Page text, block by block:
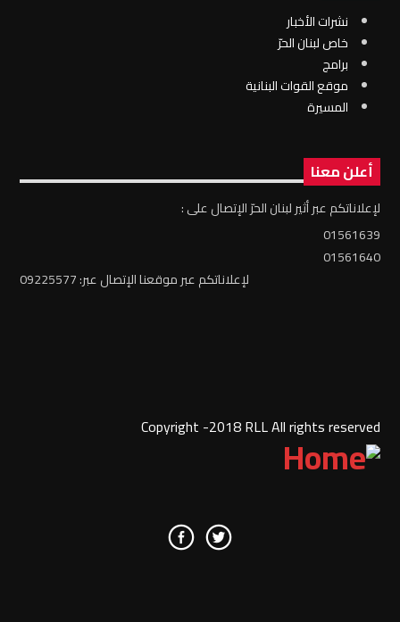
نشرات الأخبار
خاص لبنان الحرّ
برامج
موقع القوات البنانية
المسيرة
أعلن معنا
لإعلاناتكم عبر أثير لبنان الحرّ الإتصال على :
01561639
01561640
لإعلاناتكم عبر موقعنا الإتصال عبر: 09225577
Copyright -2018 RLL All rights reserved